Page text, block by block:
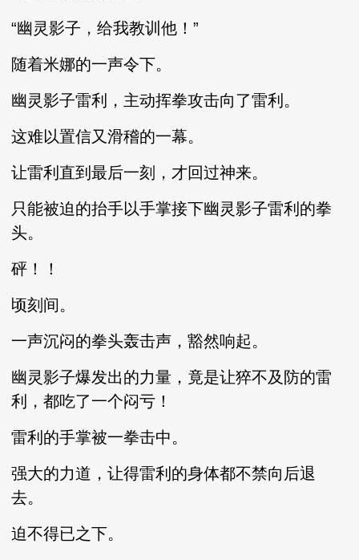
“幽灵影子，给我教训他！”
随着米娜的一声令下。
幽灵影子雷利，主动挥拳攻击向了雷利。
这难以置信又滑稽的一幕。
让雷利直到最后一刻，才回过神来。
只能被迫的抬手以手掌接下幽灵影子雷利的拳
头。
砰！！
顷刻间。
一声沉闷的拳头轰击声，豁然响起。
幽灵影子爆发出的力量，竟是让猝不及防的雷
利，都吃了一个闷亏！
雷利的手掌被一拳击中。
强大的力道，让得雷利的身体都不禁向后退
去。
迫不得已之下。